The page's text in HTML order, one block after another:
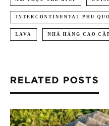
INTERCONTINENTAL PHU
LAVA NHÀ HÀNG CAO
RELATED POSTS